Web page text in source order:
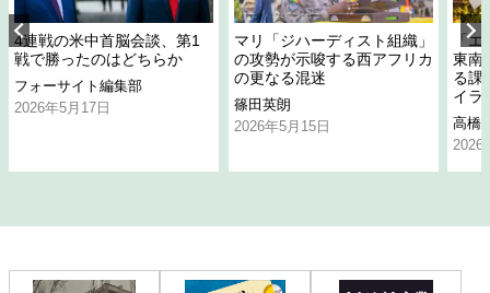
4連戦の米中首脳会談、第1
戦で勝ったのはどちらか
フォーサイト編集部
2026年5月17日
マリ「ジハーディスト組織」
の攻勢が示唆する西アフリカ
の更なる混迷
篠田英朗
2026年5月15日
「
東南
る課
イラ
高橋
2026